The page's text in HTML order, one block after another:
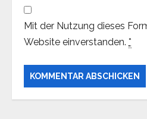
Mit der Nutzung dieses
Website einverstanden. *